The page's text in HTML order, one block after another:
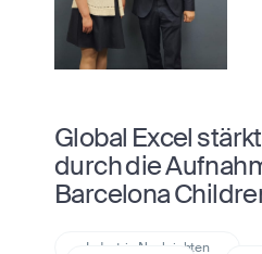
Global Excel
durch die
Barcelona